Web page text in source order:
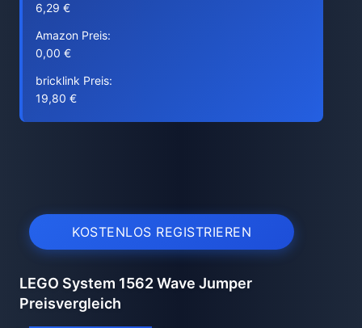
6,29 €
Amazon Preis:
0,00 €
bricklink Preis:
19,80 €
KOSTENLOS REGISTRIEREN
LEGO System 1562 Wave Jumper
Preisvergleich